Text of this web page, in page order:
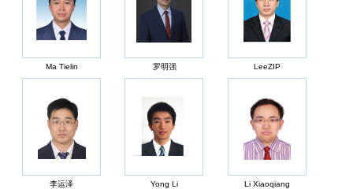
Ma Tielin 罗明强 LeeZIP
李运泽 Yong Li Li Xiaoqiang